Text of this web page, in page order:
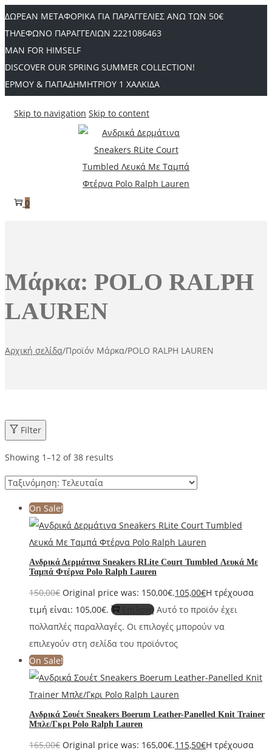
ΔΩΡΕΑΝ ΜΕΤΑΦΟΡΙΚΑ ΓΙΑ ΠΑΡΑΓΓΕΛΙΕΣ ΑΝΩ ΤΩΝ 50€
ΤΗΛΕΦΩΝΟ ΠΑΡΑΓΓΕΛΙΩΝ 2221086463
MAN FOR HIMSELF
DISCOVER OUR SPRING SUMMER COLLECTION!
ΕΡΜΟΥ & ΠΑΠΑΔΗΜΗΤΡΙΟΥ 1 ΧΑΛΚΙΔΑ
Skip to navigation Skip to content
0
Μάρκα: POLO RALPH
LAUREN
Αρχική σελίδα/Προϊόν Μάρκα/POLO RALPH LAUREN
Filter
Showing 1–12 of 38 results
On Sale!
Aνδρικά Δερμάτινα Sneakers RLite Court Tumbled Λευκά Με
Ταμπά Φτέρνα Polo Ralph Lauren
150,00€ Original price was: 150,00€.105,00€Η τρέχουσα
τιμή είναι: 105,00€.
Επιλογή Αυτό το προϊόν έχει
πολλαπλές παραλλαγές. Οι επιλογές μπορούν να
επιλεγούν στη σελίδα του προϊόντος
On Sale!
Aνδρικά Σουέτ Sneakers Boerum Leather-Panelled Knit Trainer
Μπλε/Γκρι Polo Ralph Lauren
165,00€ Original price was: 165,00€.115,50€Η τρέχουσα